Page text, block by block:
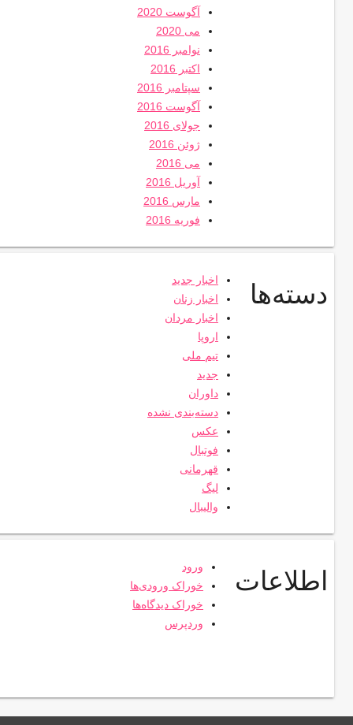
آگوست 2020
می 2020
نوامبر 2016
اکتبر 2016
سپتامبر 2016
آگوست 2016
جولای 2016
ژوئن 2016
می 2016
آوریل 2016
مارس 2016
فوریه 2016
دسته‌ها
اخبار جدید
اخبار زنان
اخبار مردان
اروپا
تیم ملی
جدید
داوران
دسته‌بندی نشده
عکس
فوتبال
قهرمانی
لیگ
والیبال
اطلاعات
ورود
خوراک ورودی‌ها
خوراک دیدگاه‌ها
وردپرس